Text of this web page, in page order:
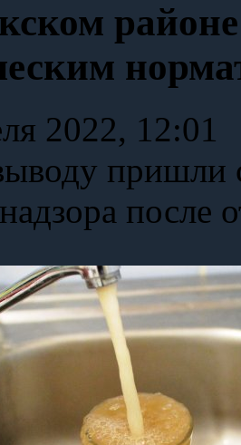
районе
2022, 12:01
пришли
после